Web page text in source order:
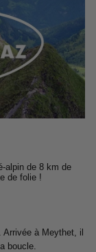
alpin de 8 km de
de folie !
à Meythet, il
boucle.